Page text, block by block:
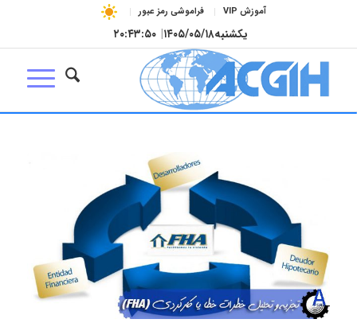
آموزش VIP فراموشی رمز عبور
یکشنبه۱۴۰۵/۰۵/۱۸| ۲۰:۴۳:۵۰